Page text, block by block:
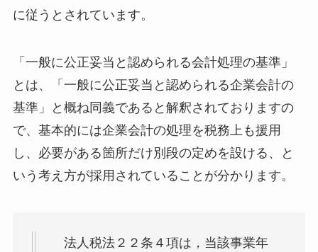
に従うとされています。
「一般に公正妥当と認められる会計処理の基準」
とは、「一般に公正妥当と認められる企業会計の
基準」と概ね同義であると解釈されておりますの
で、基本的には企業会計の処理を税務上も援用
し、必要がある箇所だけ別段の定めを設ける、と
いう考え方が採用されていることが分かります。
法人税法２２条４項は，当該事業年